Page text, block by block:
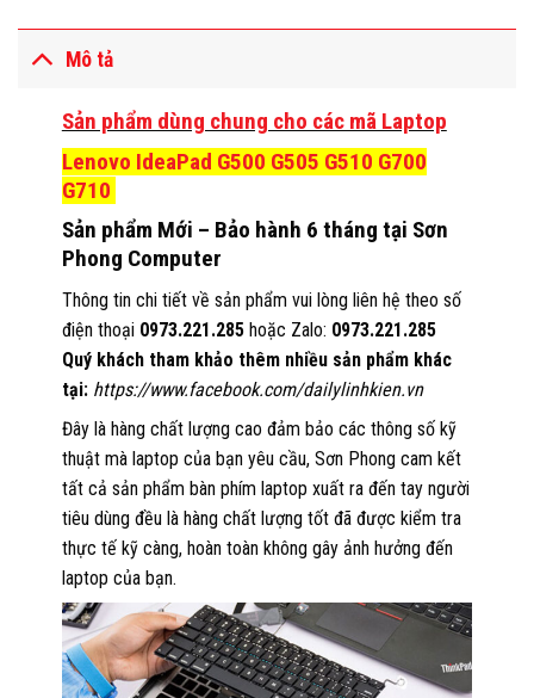
Mô tả
Sản phẩm dùng chung cho các mã Laptop
Lenovo IdeaPad G500 G505 G510 G700
G710
Sản phẩm Mới – Bảo hành 6 tháng tại Sơn
Phong Computer
Thông tin chi tiết về sản phẩm vui lòng liên hệ theo số
điện thoại 0973.221.285hoặc Zalo: 0973.221.285
Quý khách tham khảo thêm nhiều sản phẩm khác
tại: https://www.facebook.com/dailylinhkien.vn
Đây là hàng chất lượng cao đảm bảo các thông số kỹ
thuật mà laptop của bạn yêu cầu, Sơn Phong cam kết
tất cả sản phẩm bàn phím laptop xuất ra đến tay người
tiêu dùng đều là hàng chất lượng tốt đã được kiểm tra
thực tế kỹ càng, hoàn toàn không gây ảnh hưởng đến
laptop của bạn.